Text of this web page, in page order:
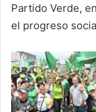
Partido Verde,
el progreso